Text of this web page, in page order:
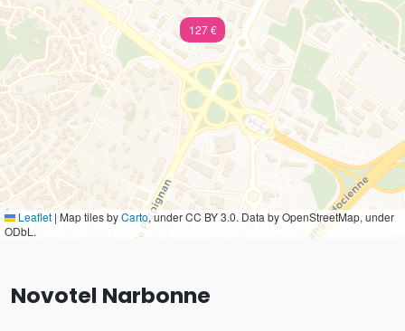
127 €
Leaflet | Map tiles byCarto, under CC BY 3.0. Data by OpenStreetMap, under
ODbL.
Novotel Narbonne